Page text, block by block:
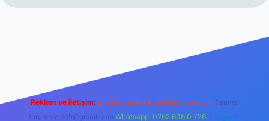
Reklam ve İletişim: E-mail: backlinkpaneli@gmail.com Teams:
forumhizmeti@gmail.com Whatsapp: 0262 606 0 726 Telegram: